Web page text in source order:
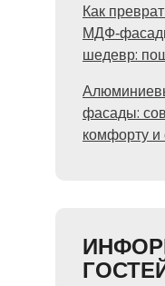
Как
шедевр:
фасады:
комфорту и